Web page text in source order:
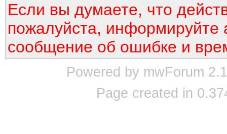
Если вы думаете, что
пожалуйста, информируйте
сообщение об ошибке и
Powered by mwForum
Page created in